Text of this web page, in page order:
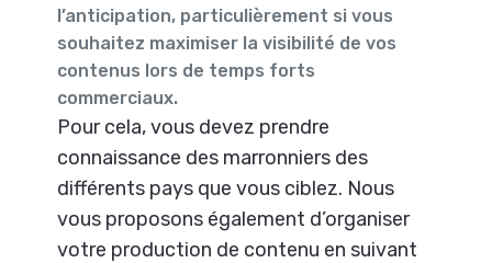
l’anticipation, particulièrement si vous
souhaitez maximiser la visibilité de vos
contenus lors de temps forts
commerciaux.
Pour cela, vous devez prendre
connaissance des marronniers des
différents pays que vous ciblez. Nous
vous proposons également d’organiser
votre production de contenu en suivant